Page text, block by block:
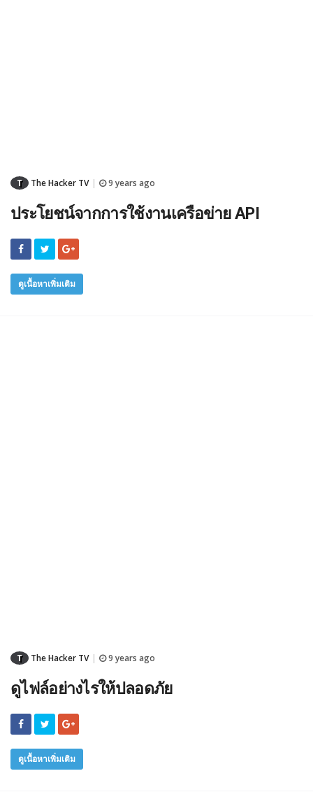
T The Hacker TV 9 years ago
ประโยชน์จากการใช้งานเครือข่าย API
ดูเนื้อหาเพิ่มเติม
T The Hacker TV 9 years ago
ดูไฟล์อย่างไรให้ปลอดภัย
ดูเนื้อหาเพิ่มเติม